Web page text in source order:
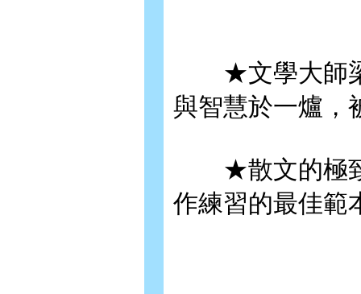
★文學大師梁
與智慧於一爐，
★散文的極致
作練習的最佳範